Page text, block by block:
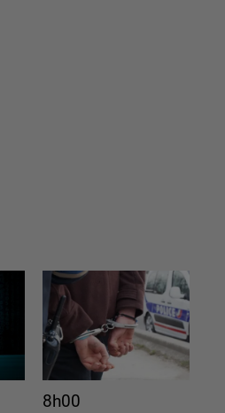
8h00